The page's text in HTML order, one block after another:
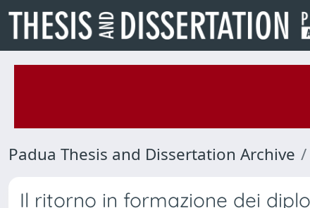
Padua Thesis and Dissertation Archive
Il ritorno in formazione dei